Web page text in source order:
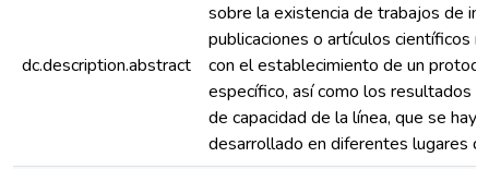
dc.description.abstract
sobre la existencia de trabajos de
publicaciones o artículos científicos
con el establecimiento de un
específico, así como los resultados
de capacidad de la línea, que se
desarrollado en diferentes lugares